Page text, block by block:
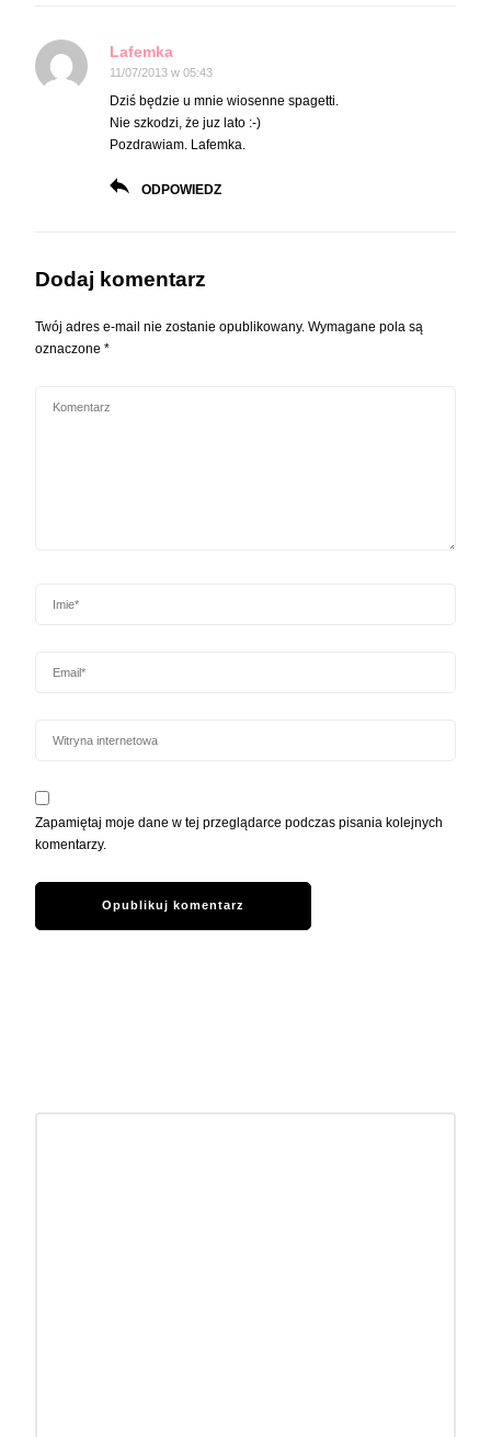
Lafemka
11/07/2013 w 05:43
Dziś będzie u mnie wiosenne spagetti.
Nie szkodzi, że juz lato :-)
Pozdrawiam. Lafemka.
ODPOWIEDZ
Dodaj komentarz
Twój adres e-mail nie zostanie opublikowany. Wymagane pola są
oznaczone *
Zapamiętaj moje dane w tej przeglądarce podczas pisania kolejnych
komentarzy.